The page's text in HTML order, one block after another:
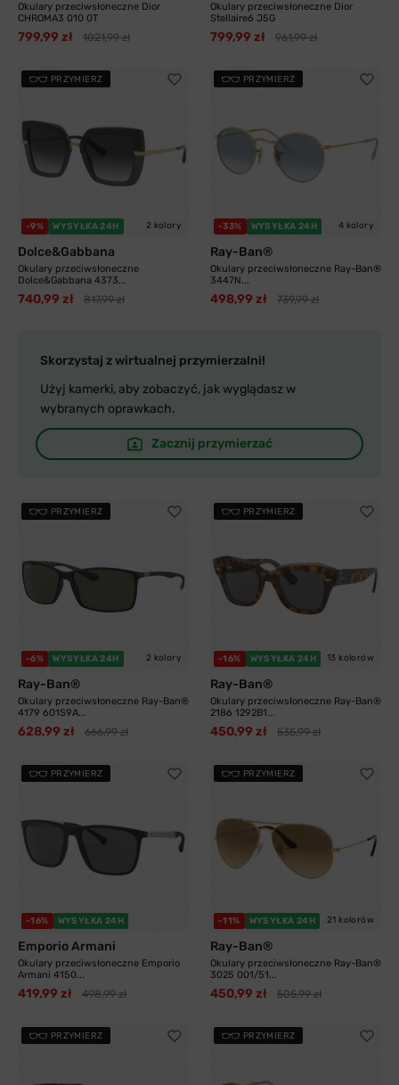
Okulary przeciwsłoneczne Dior
CHROMA3 010 0T
799,99 zł 1021,99 zł
Okulary przeciwsłoneczne Dior
Stellaire6 J5G
799,99 zł 961,99 zł
PRZYMIERZ
-9% WYSYŁKA 24H 2 kolory
Dolce&Gabbana
Okulary przeciwsłoneczne
Dolce&Gabbana 4373...
740,99 zł 817,99 zł
PRZYMIERZ
-33% WYSYŁKA 24H 4 kolory
Ray-Ban®
Okulary przeciwsłoneczne Ray-Ban®
3447N...
498,99 zł 739,99 zł
Skorzystaj z wirtualnej przymierzalni!
Użyj kamerki, aby zobaczyć, jak wyglądasz w
wybranych oprawkach.
Zacznij przymierzać
PRZYMIERZ
-6% WYSYŁKA 24H 2 kolory
Ray-Ban®
Okulary przeciwsłoneczne Ray-Ban®
4179 601S9A...
628,99 zł 666,99 zł
PRZYMIERZ
-16% WYSYŁKA 24H 13 kolorów
Ray-Ban®
Okulary przeciwsłoneczne Ray-Ban®
2186 1292B1...
450,99 zł 535,99 zł
PRZYMIERZ
-16% WYSYŁKA 24H
Emporio Armani
Okulary przeciwsłoneczne Emporio
Armani 4150...
419,99 zł 498,99 zł
PRZYMIERZ
-11% WYSYŁKA 24H 21 kolorów
Ray-Ban®
Okulary przeciwsłoneczne Ray-Ban®
3025 001/51...
450,99 zł 505,99 zł
PRZYMIERZ PRZYMIERZ